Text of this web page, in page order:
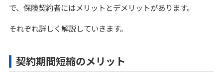
で、保険契約者にはメリットとデメリットがあります。
それぞれ詳しく解説していきます。
契約期間短縮のメリット